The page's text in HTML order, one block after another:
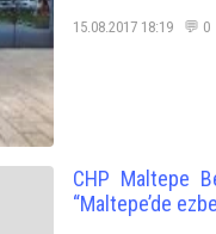
15.08.2017 18:19 💬 0
CHP Maltepe
“Maltepe’de